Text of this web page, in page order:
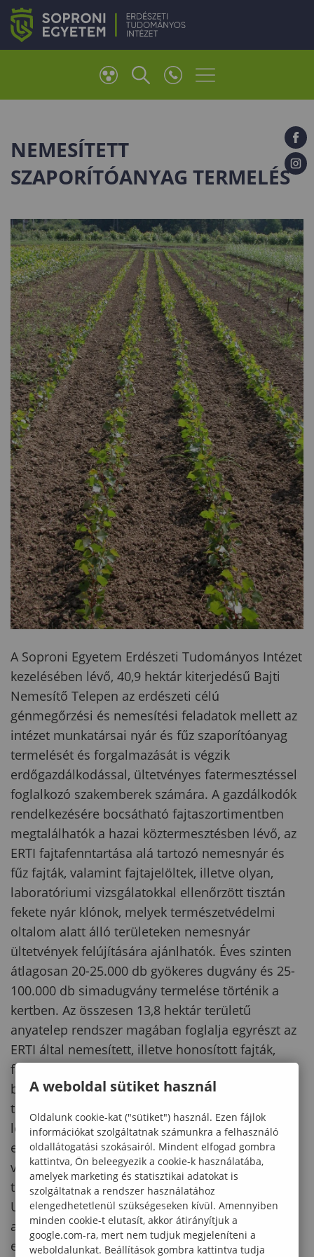
NEMESÍTETT
SZAPORÍTÓANYAG TERMELÉS
A Soproni Egyetem Erdészeti Tudományos Intézet
kezelésében lévő, 40,9 hektár kiterjedésű Bajti
Nemesítő Telepen az erdészeti célú
génmegőrzési és nemesítési feladatok mellett az
intézet munkatársai nyár és fűz szaporítóanyag
termelését és forgalmazását is végzik
erdőgazdálkodással, ültetvényes fatermesztéssel
foglalkozó szakemberek számára. A gazdálkodók
rendelkezésére bocsátható fajtaszortimentben
megtalálhatók a hazai köztermesztésben lévő, az
ERTI fajtafenntartása alá tartozó nemesnyár és
fűz fajták, valamint fajtajelöltek, illetve olyan,
laboratóriumi vizsgálatokkal ellenőrzött tisztán
fekete nyár klónok, melyek természetvédelmi
oltalom alatt álló területeken nemesnyár
ültetvények felújítására ajánlhatók. Éves szinten
átlagosan 20-25.000 db gyökeres dugvány és 25-
100.000 db simadugvány termelése történik a
kertben. Az összesen 13,8 hektár területű
anyatelep rendszer magában foglalja egyrészt az
ERTI által nemesített, illetve honosított fajták,
fajtajelöltek, valamint a nemesítési kutatásokba
bevont hazai és külföldről származó törzsfák
törzsgyűjteményét, az üzemi anyatelepek
létesítéséhez szükséges elit szaporítóanyag
előállítását ellátó központi anyatelepeket,
valamint a certifikált minőségű dugványok
termelését betöltő üzemi anyatelepeket.
Ugyancsak fontos része ezen anyatelep bázisnak
az Intézetben folyó nemesítés eredményeképpen
előállított új, ígéretes nemes nyár és hazai nyár
A weboldal sütiket használ
Oldalunk cookie-kat ("sütiket") használ. Ezen fájlok
információkat szolgáltatnak számunkra a felhasználó
oldallátogatási szokásairól. Mindent elfogad gombra
kattintva, Ön beleegyezik a cookie-k használatába,
amelyek marketing és statisztikai adatokat is
szolgáltatnak a rendszer használatához
elengedhetetlenül szükségeseken kívül. Amennyiben
minden cookie-t elutasít, akkor átirányítjuk a
google.com-ra, mert nem tudjuk megjeleníteni a
weboldalunkat. Beállítások gombra kattintva tudja